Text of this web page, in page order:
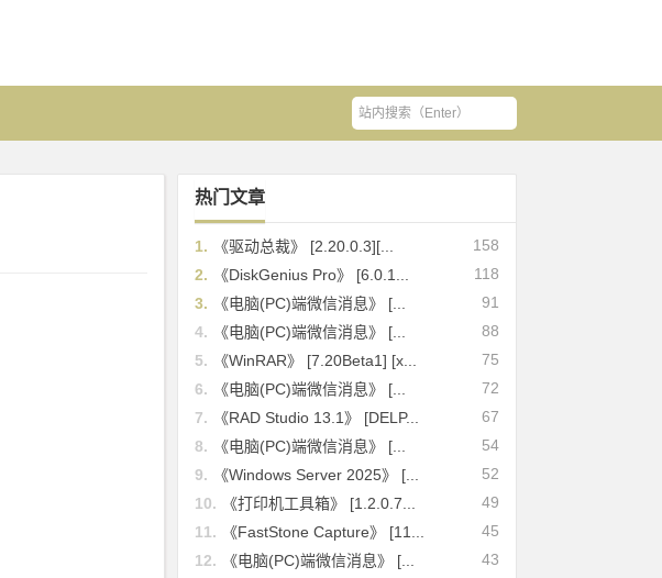
热门文章
158
1.
《驱动总裁》 [2.20.0.3][...
118
2.
《DiskGenius Pro》 [6.0.1...
91
3.
《电脑(PC)端微信消息》 [...
88
4.
《电脑(PC)端微信消息》 [...
75
5.
《WinRAR》 [7.20Beta1] [x...
72
6.
《电脑(PC)端微信消息》 [...
67
7.
《RAD Studio 13.1》 [DELP...
54
8.
《电脑(PC)端微信消息》 [...
52
9.
《Windows Server 2025》 [...
49
10.
《打印机工具箱》 [1.2.0.7...
45
11.
《FastStone Capture》 [11...
43
12.
《电脑(PC)端微信消息》 [...